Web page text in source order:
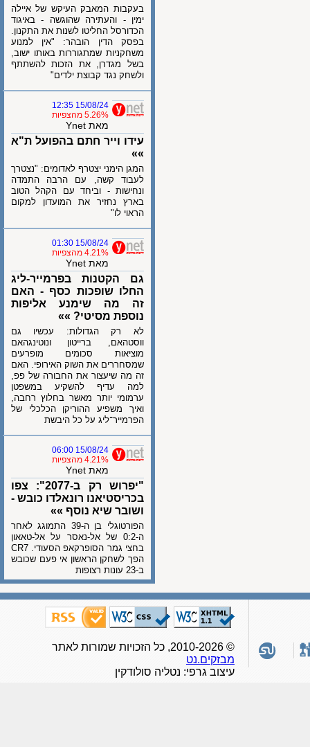
בעקבות המאבק העיקש של איילה
ימין - והעתירה שהוגשה - באיגוד
הכדורסל החליטו לשנות את התקנון.
בפסק הדין הובהר: "אין למנוע
משחקניות שמתגוררות באותו ישוב,
בשל מגדרן, את הזכות להשתתף
ולשחק נגד קבוצת ילדים"
15/08/24 12:35
5.26% מהצפיות
מאת Ynet
עידו וייר חתם בהפועל ת"א
המגן הימני יצטרף לאדומים: "נצטרך
לעבוד קשה, עם הרבה התמדה
ונחישות - וביחד עם הקהל הטוב
בארץ נחזיר את המועדון למקום
הראוי לו"
15/08/24 01:30
4.21% מהצפיות
מאת Ynet
גם הקטנות בפרמייר-ליג
החלו שופכות כסף - האם
זה מה שימנע אליפות
נוספת מסיטי? »»
לא רק הגדולות: עכשיו גם
ווסטהאם, ברייטון ונוטינגהאם
מוציאות סכומים מופרעים
שמסחררים את השוק האירופי. האם
זה מה שיעצור את החבורה של פפ,
למה עדיף להשקיע במשפטן
ערמומי יותר מאשר בחלוץ רחבה,
ואיך משפיע ההוריקן הכלכלי של
הפרמייר־ליג על כל היבשת
15/08/24 06:00
4.21% מהצפיות
מאת Ynet
"יפרוש רק ב-2077": צפו
בכריסטיאנו רונאלדו כובש -
ושובר שיא נוסף »»
הפורטוגלי בן ה-39 התמוגג לאחר
ה-0:2 של אל-נאסר על אל-טאאון
בחצי גמר הסופרקאפ הסעודי. CR7
הפך לשחקן הראשון אי פעם שכובש
מבזקים.נט
עיצוב גרפי: נטליה סולודקין